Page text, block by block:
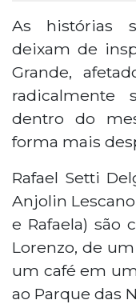
As histórias
deixam de
Grande,
radicalmente
dentro do
forma mais
Rafael Setti
Anjolin
e Rafaela) são
Lorenzo, de
um café em
ao Parque das